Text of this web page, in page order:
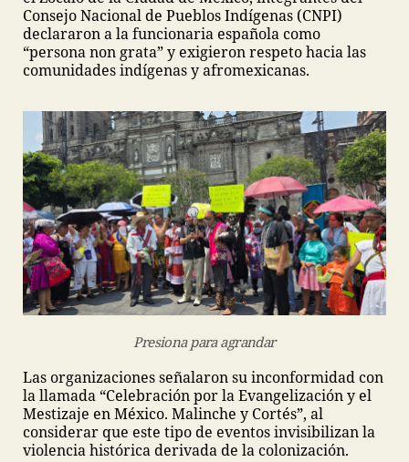
Consejo Nacional de Pueblos Indígenas (CNPI)
declararon a la funcionaria española como
“persona non grata” y exigieron respeto hacia las
comunidades indígenas y afromexicanas.
Presiona para agrandar
Las organizaciones señalaron su inconformidad con
la llamada “Celebración por la Evangelización y el
Mestizaje en México. Malinche y Cortés”, al
considerar que este tipo de eventos invisibilizan la
violencia histórica derivada de la colonización.